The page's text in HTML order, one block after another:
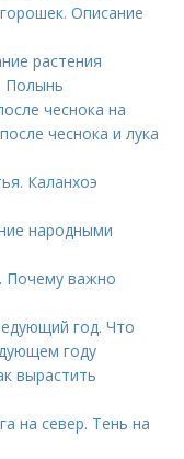
Описание
растения
Полынь
чеснока на
чеснока и лука
Каланхоэ
народными
Почему важно
год. Что
году
вырастить
на север. Тень на